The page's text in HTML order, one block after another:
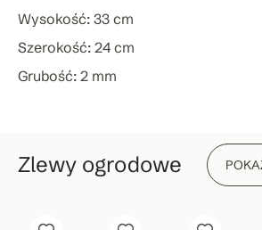
Wysokość: 33 cm
Szerokość: 24 cm
Grubość: 2 mm
Zlewy ogrodowe